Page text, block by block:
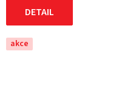
DETAIL
akce